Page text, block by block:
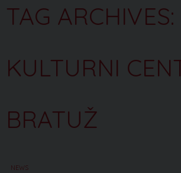
TAG ARCHIVES:
KULTURNI
BRATUŽ
NEWS